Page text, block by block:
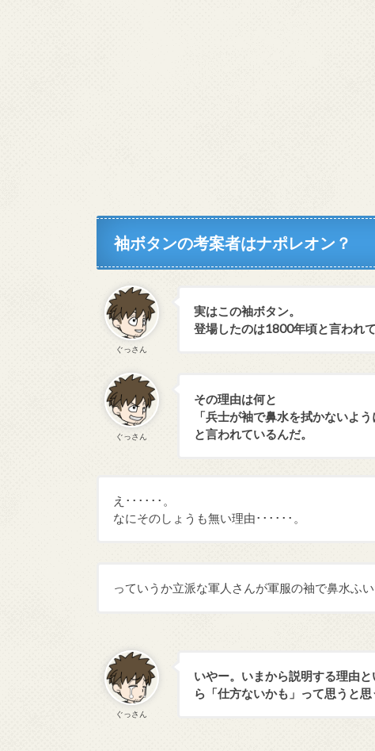
袖ボタンの考案者はナポレオン？
ぐっさん
実はこの袖ボタン。
登場したのは1800年頃と言われ
ぐっさん
その理由は何と
「兵士が袖で鼻水を拭かないよう
と言われているんだ。
え･･････。
なにそのしょうも無い理由･･････。
っていうか立派な軍人さんが軍服の袖で鼻水ふ
ぐっさん
いやー。いまから説明する理由
ら「仕方ないかも」って思うと思